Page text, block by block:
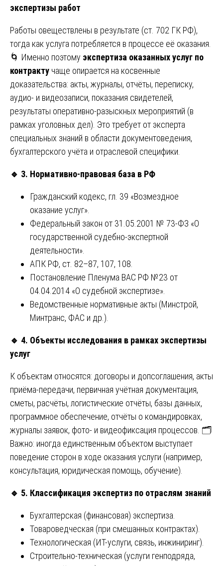
экспертизы работ
Работы овеществлены в результате (ст. 702 ГК РФ),
тогда как услуга потребляется в процессе её оказания.
🌀 Именно поэтому экспертиза оказанных услуг по
контракту чаще опирается на косвенные
доказательства: акты, журналы, отчёты, переписку,
аудио- и видеозаписи, показания свидетелей,
результаты оперативно-разыскных мероприятий (в
рамках уголовных дел). Это требует от эксперта
специальных знаний в области документоведения,
бухгалтерского учёта и отраслевой специфики.
🔹 3. Нормативно-правовая база в РФ
Гражданский кодекс, гл. 39 «Возмездное
оказание услуг».
Федеральный закон от 31.05.2001 № 73-ФЗ «О
государственной судебно-экспертной
деятельности».
АПК РФ, ст. 82–87, 107, 108.
Постановление Пленума ВАС РФ №23 от
04.04.2014 «О судебной экспертизе».
Ведомственные нормативные акты (Минстрой,
Минтранс, ФАС и др.).
🔹 4. Объекты исследования в рамках экспертизы
услуг
К объектам относятся: договоры и допсоглашения, акты
приёма-передачи, первичная учётная документация,
сметы, расчёты, логистические отчёты, базы данных,
программное обеспечение, отчёты о командировках,
журналы заявок, фото- и видеофиксация процессов. 🗂️
Важно: иногда единственным объектом выступает
поведение сторон в ходе оказания услуги (например,
консультация, юридическая помощь, обучение).
🔹 5. Классификация экспертиз по отраслям знаний
Бухгалтерская (финансовая) экспертиза.
Товароведческая (при смешанных контрактах).
Технологическая (ИТ-услуги, связь, инжиниринг).
Строительно-техническая (услуги генподряда,